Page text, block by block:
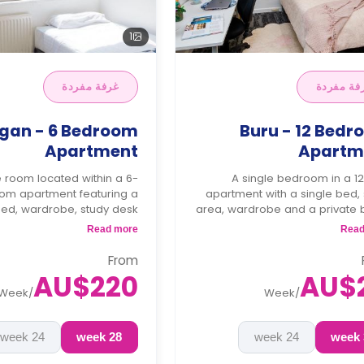
مفردة
Buru - 12
A single bedroom in a
apartment with a single bed,
area, wardrobe and a private
There is a communal
the flat. The flat has two
/
Week
24 week
1
غرفة مفردة
- 6 Bedroom
Apartment
room located within a 6-
apartment featuring a
wardrobe, study desk
a chair, shared bathroom,
Read more
From
AU$220
/
28 week
24 week